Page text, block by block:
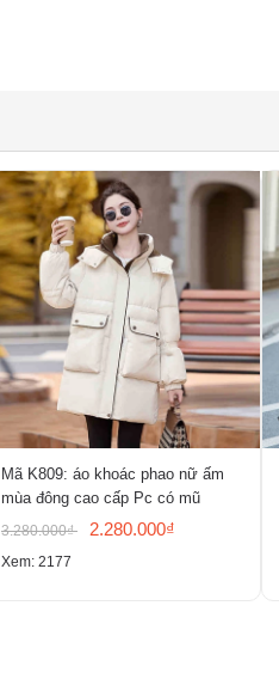
Mã K809: áo khoác phao nữ ấm
mùa đông cao cấp Pc có mũ
3.280.000₫ 2.280.000₫
Xem: 2177